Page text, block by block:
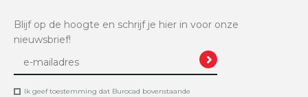
Blijf op de hoogte en schrijf je hier in voor onze
nieuwsbrief!
Ik geef toestemming dat Burocad bovenstaande